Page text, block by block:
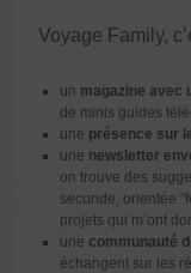
Voyage Family,
un magazine avec
de minis guides
une présence sur
une newsletter
on trouve des
seconde, orientée
projets qui m’ont
une communauté
échangent sur les